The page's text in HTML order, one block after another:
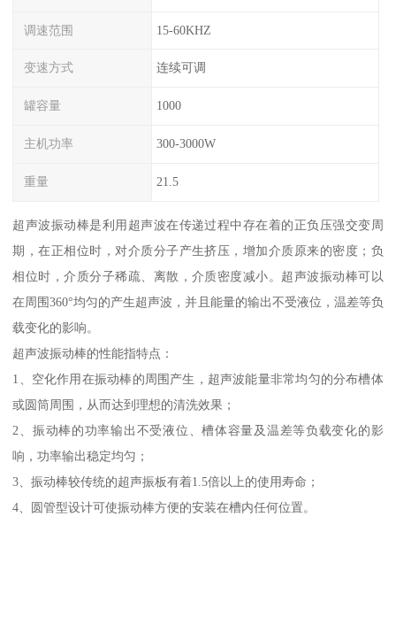
调速范围 15-60KHZ
变速方式 连续可调
罐容量 1000
主机功率 300-3000W
重量 21.5
超声波振动棒是利用超声波在传递过程中存在着的正负压强交变周
期，在正相位时，对介质分子产生挤压，增加介质原来的密度；负
相位时，介质分子稀疏、离散，介质密度减小。超声波振动棒可以
在周围360°均匀的产生超声波，并且能量的输出不受液位，温差等负
载变化的影响。
超声波振动棒的性能指特点：
1、空化作用在振动棒的周围产生，超声波能量非常均匀的分布槽体
或圆筒周围，从而达到理想的清洗效果；
2、振动棒的功率输出不受液位、槽体容量及温差等负载变化的影
响，功率输出稳定均匀；
3、振动棒较传统的超声振板有着1.5倍以上的使用寿命；
4、圆管型设计可使振动棒方便的安装在槽内任何位置。